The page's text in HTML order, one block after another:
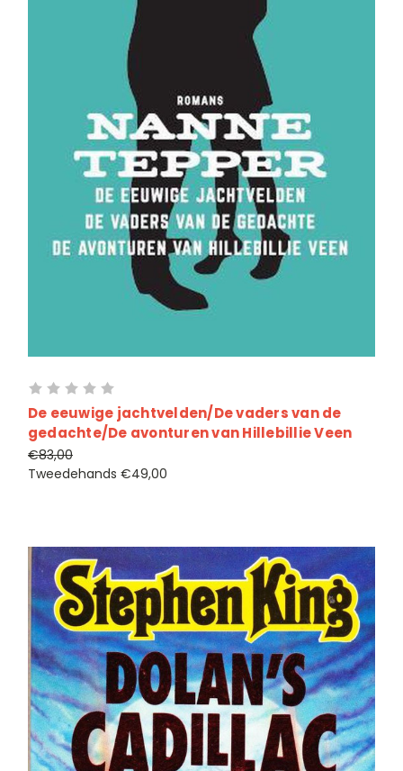
De eeuwige jachtvelden/De vaders van de
gedachte/De avonturen van Hillebillie Veen
€83,00
Tweedehands €49,00